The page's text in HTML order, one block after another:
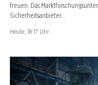
freuen. Das
Sicherheitsanbieter…
Heute, 18:17 Uhr